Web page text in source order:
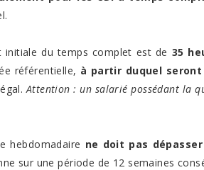
initiale du temps complet est de 35
référentielle, à partir duquel
Attention : un salarié possédant la
hebdomadaire ne doit pas
sur une période de 12 semaines